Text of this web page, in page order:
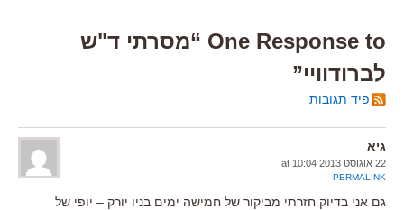
One Response to “מסרתי ד"ש
לברודוויי”
פיד תגובות
גיא
22 אוגוסט 2013 at 10:04
PERMALINK
גם אני בדיוק חזרתי מביקור של חמישה ימים בניו יורק – יופי של